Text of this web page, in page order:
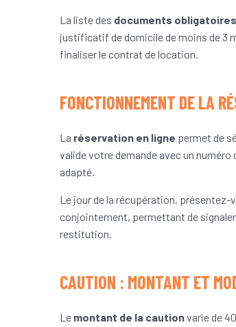
La liste des documents obligatoires
justificatif de domicile de moins de 3
finaliser le contrat de location.
FONCTIONNEMENT DE LA
La réservation en ligne permet de
valide votre demande avec un
adapté.
Le jour de la récupération, présentez-
conjointement, permettant de
restitution.
CAUTION : MONTANT ET
Le montant de la cautionvarie de